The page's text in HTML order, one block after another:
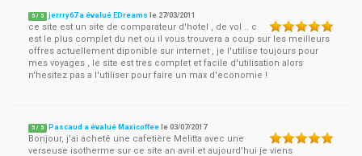
5 / 5 jerrry67 a évalué EDreams le 27/03/2011
ce site est un site de comparateur d'hotel , de vol .. c
est le plus complet du net ou il vous trouvera a coup sur les meilleurs
offres actuellement diponible sur internet , je l'utilise toujours pour
mes voyages , le site est tres complet et facile d'utilisation alors
n'hesitez pas a l'utiliser pour faire un max d'economie !
5 / 5 Pascaud a évalué Maxicoffee le03/07/2017
Bonjour, j'ai acheté une cafetière Melitta avec une
verseuse isotherme sur ce site an avril et aujourd'hui je viens